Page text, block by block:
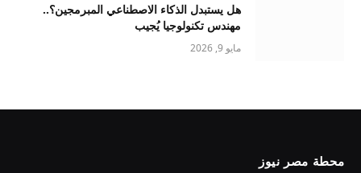
هل يستبدل الذكاء الاصطناعي المبرمجين؟..
مهندس تكنولوجيا يُجيب
مايو 9, 2026
محطة مصر نيوز